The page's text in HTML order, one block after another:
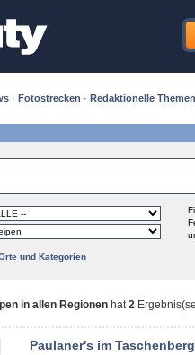
· Fotostrecken · Redaktionelle Themen
und Kategorien
in allen Regionen hat2
Paulaner's im